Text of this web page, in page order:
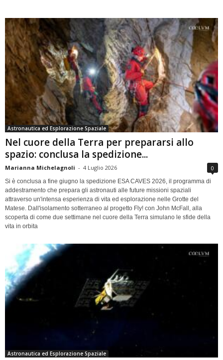
Astronautica ed Esplorazione Spaziale
Nel cuore della Terra per prepararsi allo
spazio: conclusa la spedizione...
Marianna Michelagnoli - 4 Luglio 2026 0
Si è conclusa a fine giugno la spedizione ESA CAVES 2026, il programma di
addestramento che prepara gli astronauti alle future missioni spaziali
attraverso un'intensa esperienza di vita ed esplorazione nelle Grotte del
Matese. Dall'isolamento sotterraneo al progetto Fly! con John McFall, alla
scoperta di come due settimane nel cuore della Terra simulano le sfide della
vita in orbita
Astronautica ed Esplorazione Spaziale